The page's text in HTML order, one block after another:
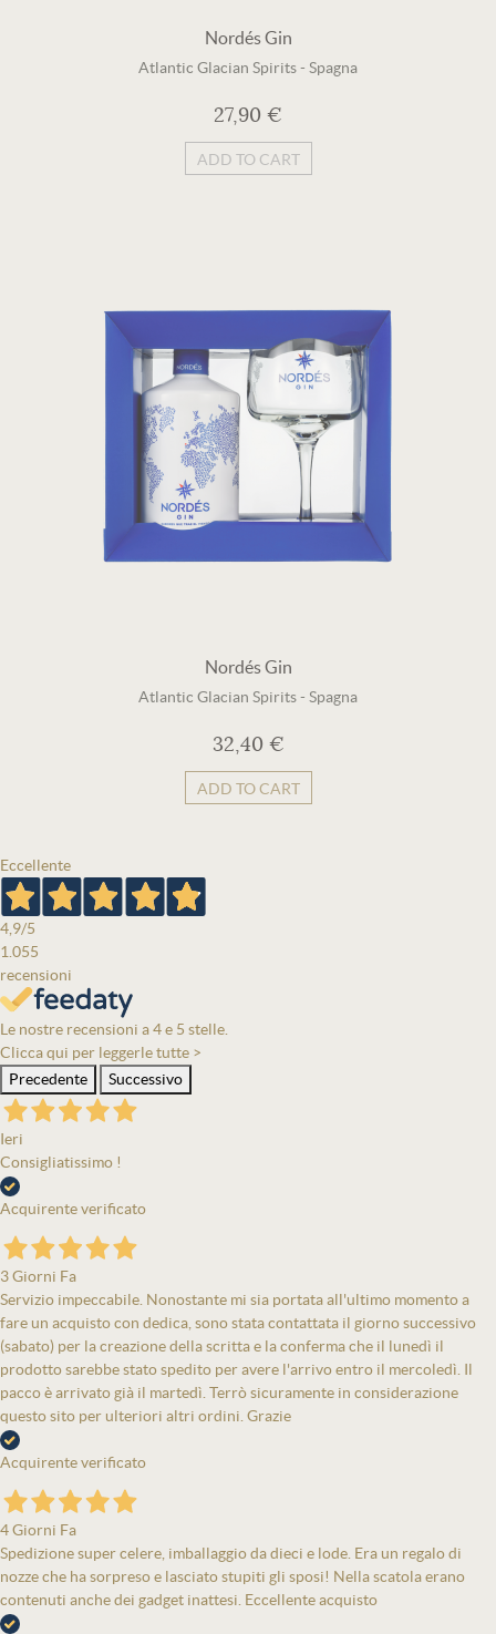
Nordés Gin
Atlantic Glacian Spirits- Spagna
27,90 €
ADD TO CART
Nordés Gin
Atlantic Glacian Spirits- Spagna
32,40 €
ADD TO CART
Eccellente
4,9/5
1.055
recensioni
Le nostre recensioni a 4 e 5 stelle.
Clicca qui per leggerle tutte >
Precedente
Successivo
Ieri
Consigliatissimo !
Acquirente verificato
3 Giorni Fa
Servizio impeccabile. Nonostante mi sia portata all'ultimo momento a
fare un acquisto con dedica, sono stata contattata il giorno successivo
(sabato) per la creazione della scritta e la conferma che il lunedì il
prodotto sarebbe stato spedito per avere l'arrivo entro il mercoledì. Il
pacco è arrivato già il martedì. Terrò sicuramente in considerazione
questo sito per ulteriori altri ordini. Grazie
Acquirente verificato
4 Giorni Fa
Spedizione super celere, imballaggio da dieci e lode. Era un regalo di
nozze che ha sorpreso e lasciato stupiti gli sposi! Nella scatola erano
contenuti anche dei gadget inattesi. Eccellente acquisto